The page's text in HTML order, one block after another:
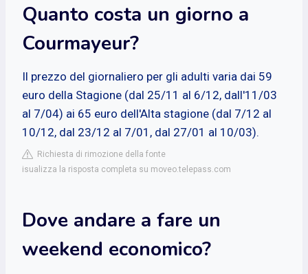
Quanto costa un giorno a
Courmayeur?
Il prezzo del giornaliero per gli adulti varia dai 59
euro della Stagione (dal 25/11 al 6/12, dall'11/03
al 7/04) ai 65 euro dell'Alta stagione (dal 7/12 al
10/12, dal 23/12 al 7/01, dal 27/01 al 10/03).
Richiesta di rimozione della fonte
isualizza la risposta completa su moveo.telepass.com
Dove andare a fare un
weekend economico?